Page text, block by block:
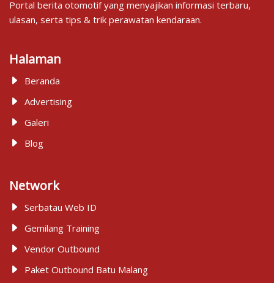
Portal berita otomotif yang menyajikan informasi terbaru,
ulasan, serta tips & trik perawatan kendaraan.
Halaman
Beranda
Advertising
Galeri
Blog
Network
Serbatau Web ID
Gemilang Training
Vendor Outbound
Paket Outbound Batu Malang